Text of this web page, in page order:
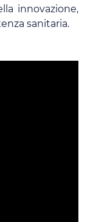
innovazione,
sanitaria.